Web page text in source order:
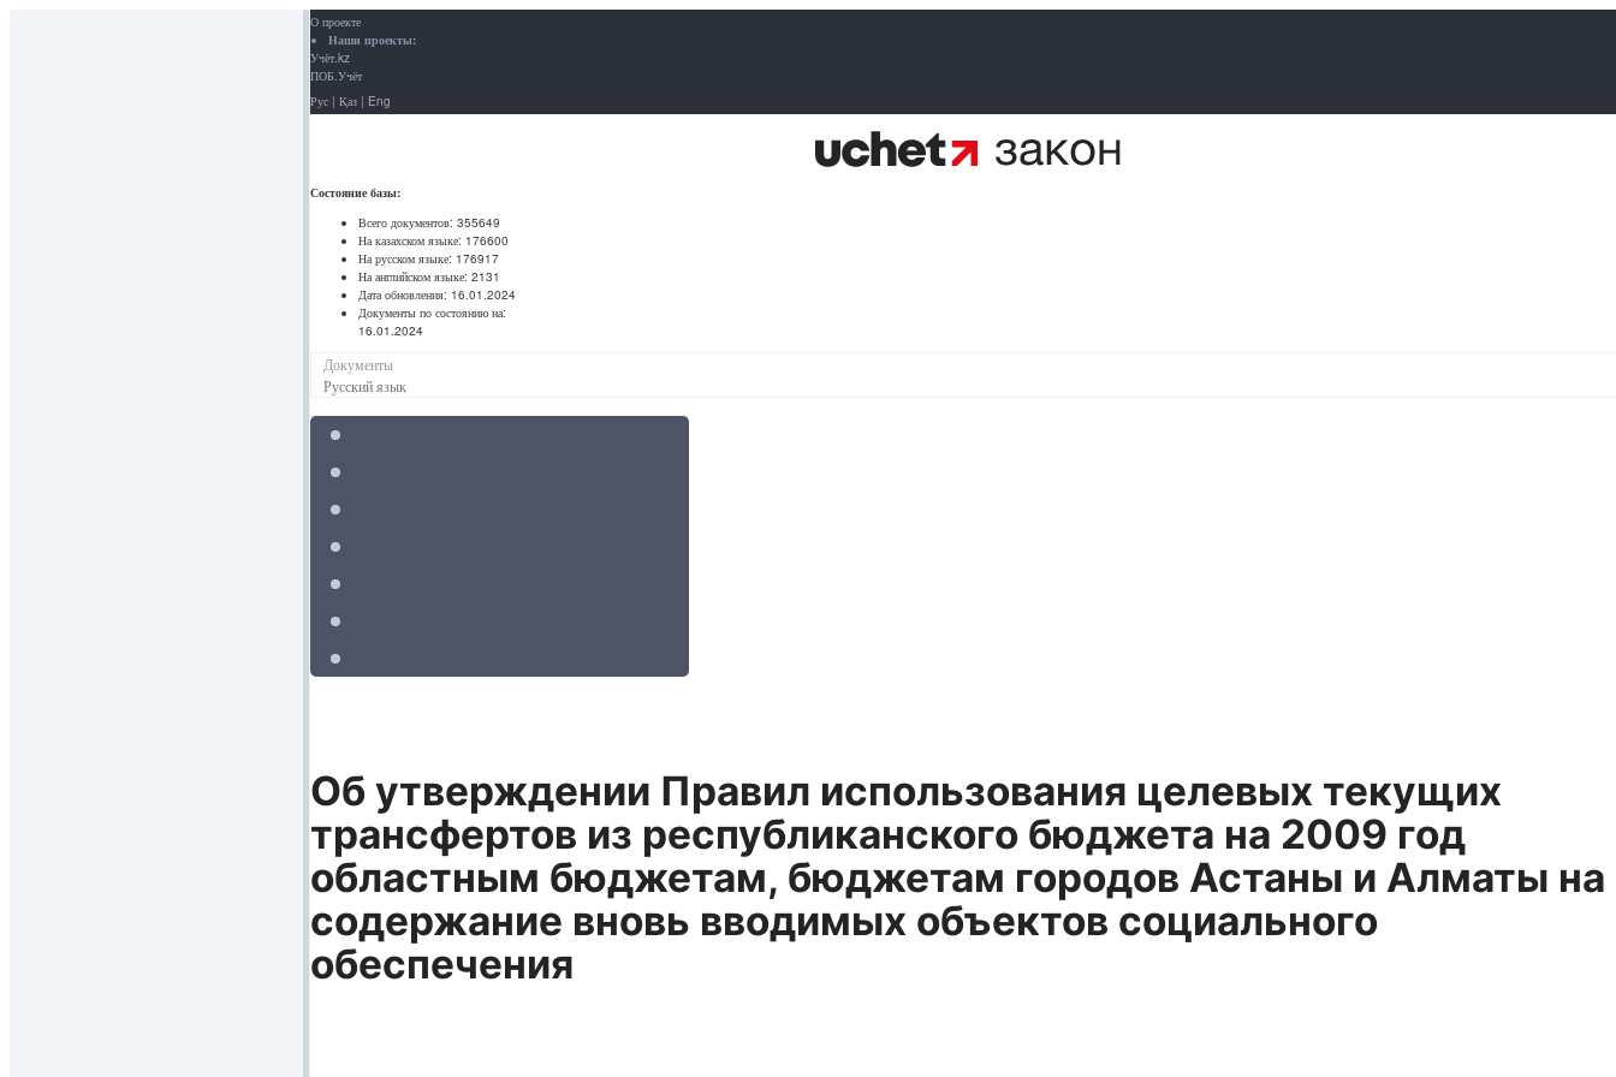
О проекте
Наши проекты:
Учёт.kz
ПОБ.Учёт
Рус | Қаз | Eng
Состояние базы:
Всего документов: 355649
На казахском языке: 176600
На русском языке: 176917
На английском языке: 2131
Дата обновления: 16.01.2024
Документы по состоянию на:
16.01.2024
Документы
Русский язык
Об утверждении Правил использования целевых текущих
трансфертов из республиканского бюджета на 2009 год
областным бюджетам, бюджетам городов Астаны и Алматы на
содержание вновь вводимых объектов социального
обеспечения